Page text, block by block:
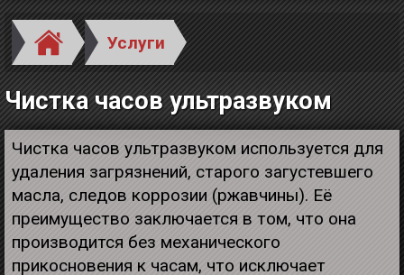
Услуги
Чистка часов ультразвуком
Чистка часов ультразвуком используется для
удаления загрязнений, старого загустевшего
масла, следов коррозии (ржавчины). Её
преимущество заключается в том, что она
производится без механического
прикосновения к часам, что исключает